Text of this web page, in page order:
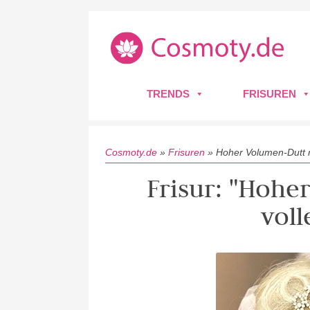
TRENDS FRISUREN
Cosmoty.de » Frisuren » Hoher Volumen-Dutt
Frisur: